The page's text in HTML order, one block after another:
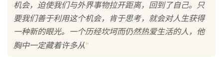
机会，迫使我们与外界事物拉开距离，回到了自己。只
要我们善于利用这个机会，肯于思考，就会对人生获得
一种新的眼光。一个历经坎坷而仍然热爱生活的人，他
胸中一定藏着许多从"